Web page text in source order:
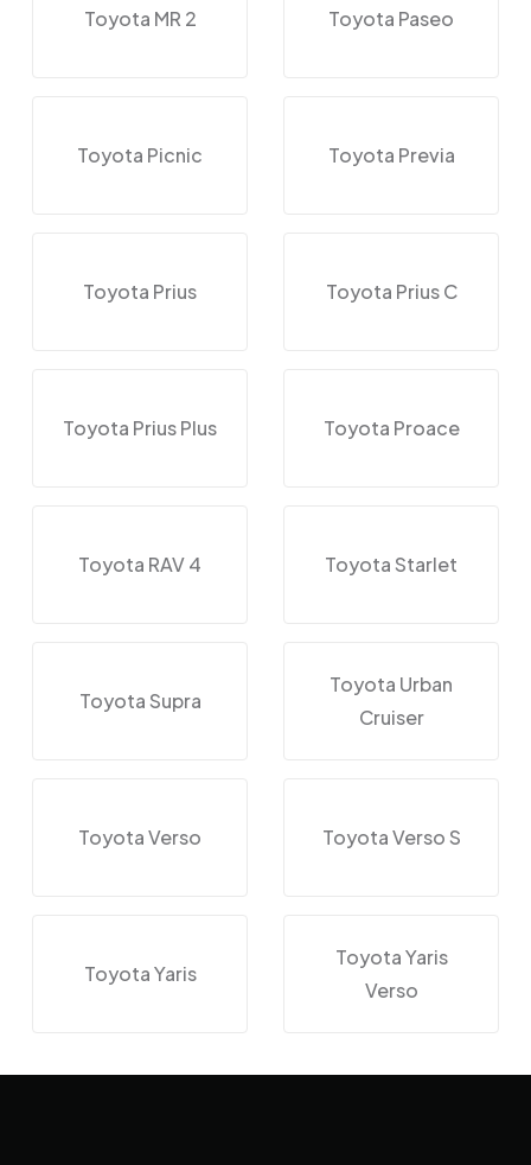
Toyota MR 2 Toyota Paseo
Toyota Picnic Toyota Previa
Toyota Prius Toyota Prius C
Toyota Prius Plus Toyota Proace
Toyota RAV 4 Toyota Starlet
Toyota Supra
Toyota Urban
Cruiser
Toyota Verso Toyota Verso S
Toyota Yaris
Toyota Yaris
Verso